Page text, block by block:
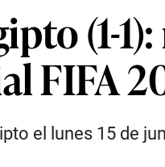
(1-
FIFA
el lunes 15 de